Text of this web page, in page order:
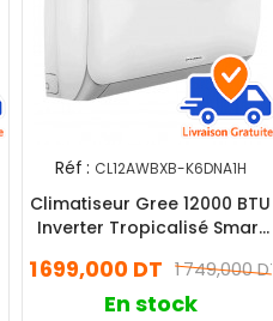
Réf : CL12AWBXB-K6DNA1H
Climatiseur Gree 12000 BTU
Inverter Tropicalisé Smart
1 749,000 DT
1 699,000 DT
En stock